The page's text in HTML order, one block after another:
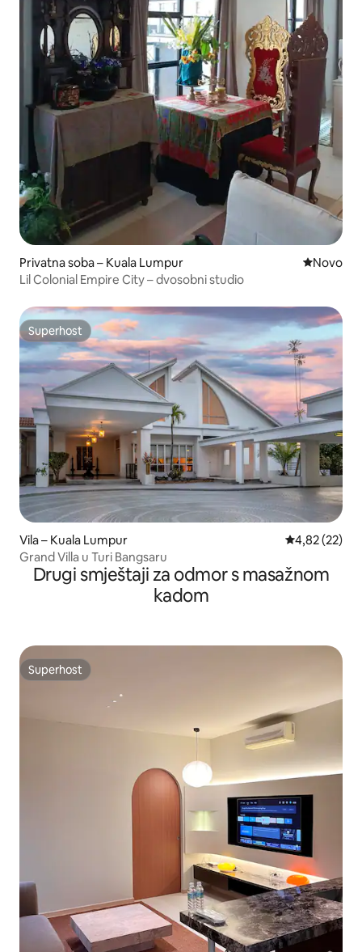
Privatna soba – Kuala Lumpur Novi
Novo
Lil Colonial Empire City – dvosobni studio
Superhost
Superhost
Vila – Kuala Lumpur Prosječna
4,82 (22)
Grand Villa u Turi Bangsaru
Drugi smještaji za odmor s masažnom
kadom
Superhost
Superhost